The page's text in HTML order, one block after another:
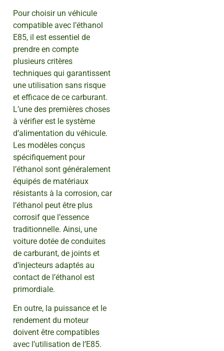
Pour choisir un véhicule
compatible avec l’éthanol
E85, il est essentiel de
prendre en compte
plusieurs critères
techniques qui garantissent
une utilisation sans risque
et efficace de ce carburant.
L’une des premières choses
à vérifier est le système
d’alimentation du véhicule.
Les modèles conçus
spécifiquement pour
l’éthanol sont généralement
équipés de matériaux
résistants à la corrosion, car
l’éthanol peut être plus
corrosif que l’essence
traditionnelle. Ainsi, une
voiture dotée de conduites
de carburant, de joints et
d’injecteurs adaptés au
contact de l’éthanol est
primordiale.
En outre, la puissance et le
rendement du moteur
doivent être compatibles
avec l’utilisation de l’E85.